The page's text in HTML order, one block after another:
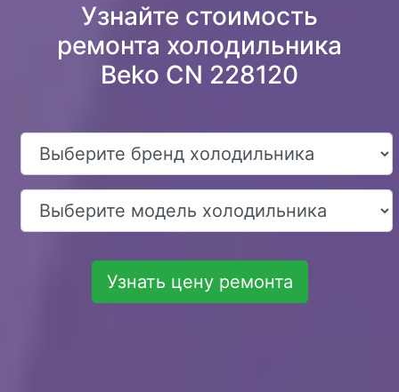
Узнайте стоимость
ремонта холодильника
Beko CN 228120
Узнать цену ремонта